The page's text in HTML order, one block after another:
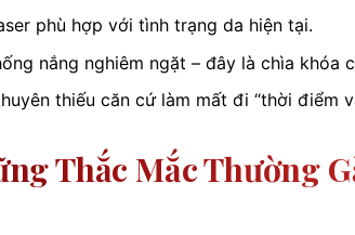
phù hợp với tình trạng da hiện tại.
nắng nghiêm ngặt – đây là chìa khóa
thiếu căn cứ làm mất đi “thời điểm
Thắc Mắc Thường